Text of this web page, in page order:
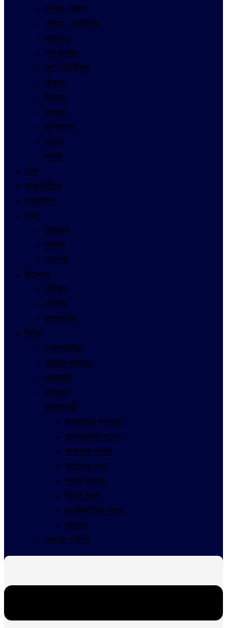
পশ্চিম বর্ধমান
পশ্চিম মেদিনীপুর
পুরুলিয়া
পূর্ব বর্ধমান
পূর্ব মেদিনীপুর
বাঁকুড়া
বীরভূম
মালদহ
মুর্শিদাবাদ
হাওড়া
হুগলি
দেশ
আন্তর্জাতিক
বাংলাদেশ
খেলা
ক্রিকেট
ফুটবল
অন্যান্য
বিনোদন
টলিউড
বলিউড
ধারাবাহিক
বিবিধ
লাইফস্টাইল
প্রযুক্তি-বাণিজ্য
রান্নাবান্না
রাশিফল
আনন্দময়ী
আজকের দশভূজা
গ্রামবাংলার পুজো
তারাদের পুজো
তাহাদের কথা
পুজো বাজার
পুজো ভ্রমণ
বনেদিবাড়ির পুজো
মহালয়া
ফোটো স্টোরি